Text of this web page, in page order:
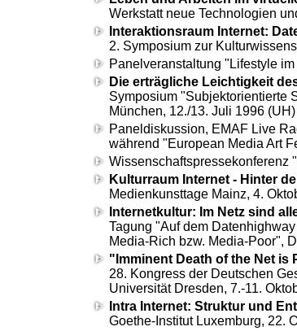
Werkstatt neue Technologien
Interaktionsraum Internet:
2. Symposium zur
Panelveranstaltung "Lifestyle
Die erträgliche Leichtigkeit
Symposium "Subjektorientierte
München, 12./13. Juli 1996 (UH)
Paneldiskussion, EMAF Live
während "European Media Art
Wissenschaftspressekonferenz
Kulturraum Internet - Hinter
Medienkunsttage Mainz, 4.
Internetkultur: Im Netz sind
Tagung "Auf dem
Media-Rich bzw. Media-Poor",
"Imminent Death of the Net is
28. Kongress der Deutschen
Universität Dresden, 7.-11.
Intra Internet: Struktur und
Goethe-Institut Luxemburg, 22.